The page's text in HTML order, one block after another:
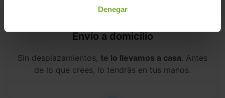
Denegar
Envío a domicilio
Sin desplazamientos, te lo llevamos a casa. Antes
de lo que crees, lo tendrás en tus manos.